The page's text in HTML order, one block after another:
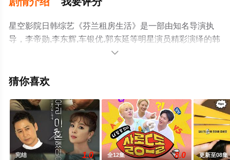
星空影院日韩综艺《芬兰租房生活》是一部由知名导演执
导，李帝勋,李东辉,车银优,郭东延等明星演员精彩演绎的韩
国综艺，大结局剧情已揭晓（1-10全集），手机免费观看
息可移步至豆瓣综艺、电视猫或剧情网等平台了解。

猜你喜欢
完结 1.0 全12集 8.0 更新至08集